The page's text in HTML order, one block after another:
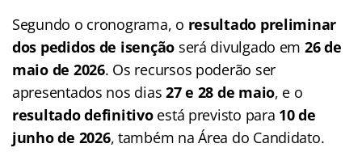
Segundo o cronograma, o resultado preliminar
dos pedidos de isenção será divulgado em 26 de
maio de 2026. Os recursos poderão ser
apresentados nos dias27 e 28 de maio, e o
resultado definitivoestá previsto para 10 de
junho de 2026, também na Área do Candidato.